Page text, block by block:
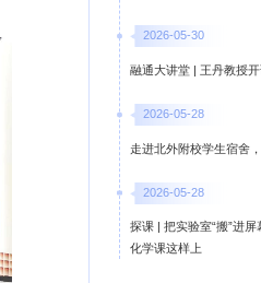
2026-05-30
融通大讲堂 | 王丹教授
2026-05-28
走进北外附校学生宿舍
2026-05-28
探课 | 把实验室“搬”进
化学课这样上